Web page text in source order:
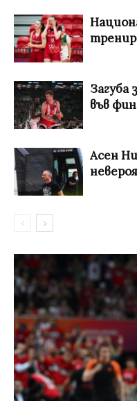
Загуба
във
Асен